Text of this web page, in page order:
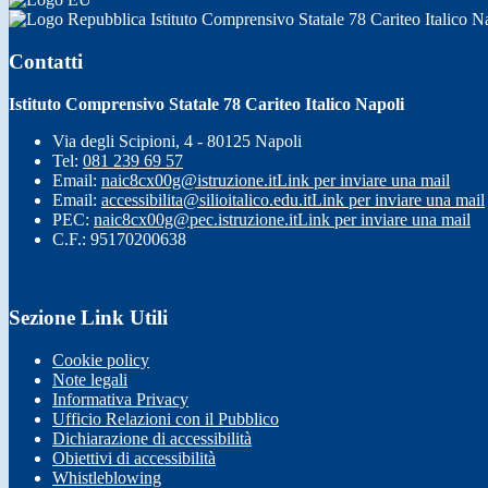
Istituto Comprensivo Statale 78 Cariteo Italico
Contatti
Istituto Comprensivo Statale 78 Cariteo Italico Napoli
Via degli Scipioni, 4 - 80125 Napoli
Tel: 081 239 69 57
Email: naic8cx00g@istruzione.itLink per inviare una mail
Email: accessibilita@silioitalico.edu.itLink per inviare una mail
PEC: naic8cx00g@pec.istruzione.itLink per inviare una mail
C.F.: 95170200638
Sezione Link Utili
Cookie policy
Note legali
Informativa Privacy
Ufficio Relazioni con il Pubblico
Dichiarazione di accessibilità
Obiettivi di accessibilità
Whistleblowing